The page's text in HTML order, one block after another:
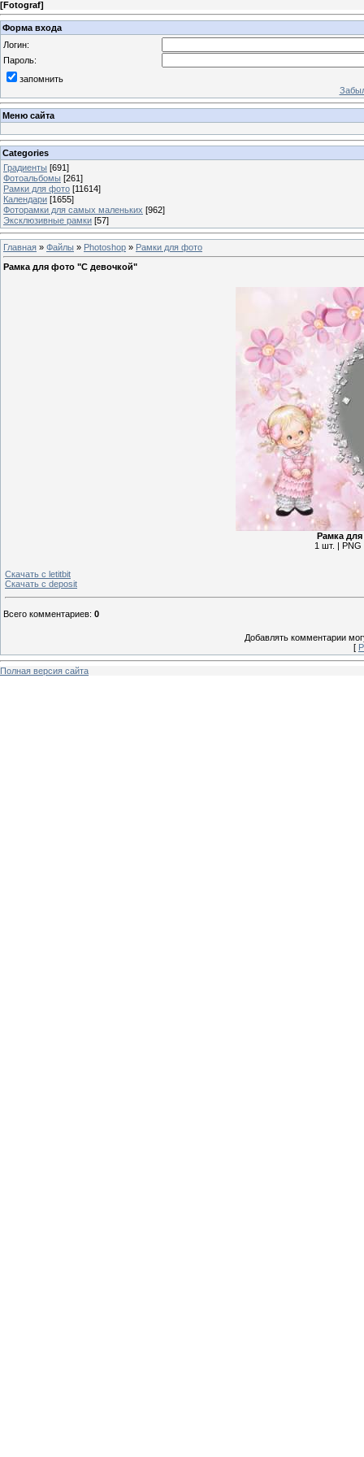
[Fotograf]
Форма входа
Логин:
Пароль:
запомнить
Меню сайта
Categories
Градиенты [691]
Фотоальбомы [261]
Рамки для фото [11614]
Календари [1655]
Фоторамки для самых маленьких [962]
Эксклюзивные рамки [57]
Главная » Файлы » Photoshop » Рамки для фото
Рамка для фото "С девочкой"
Рамка
1 шт. | PNG
Скачать с letitbit
Скачать с deposit
Всего комментариев: 0
Добавлять комментарии
[
Полная версия сайта